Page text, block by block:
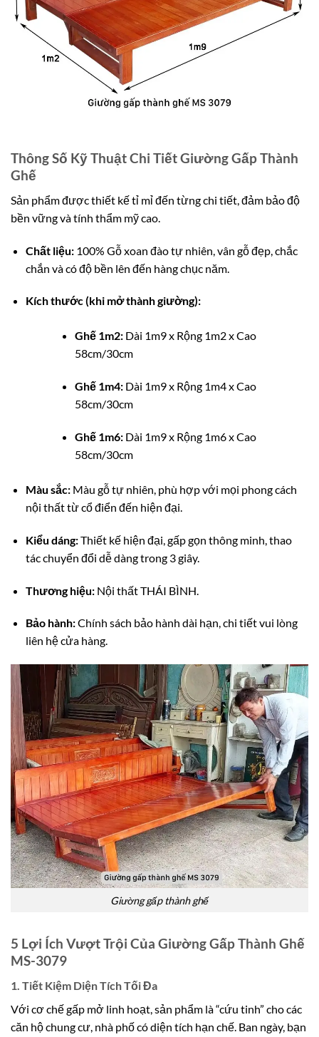
Thông Số Kỹ Thuật Chi Tiết Giường Gấp Thành
Ghế
Sản phẩm được thiết kế tỉ mỉ đến từng chi tiết, đảm bảo độ
bền vững và tính thẩm mỹ cao.
Chất liệu:100% Gỗ xoan đào tự nhiên, vân gỗ đẹp, chắc
chắn và có độ bền lên đến hàng chục năm.
Kích thước (khi mở thành giường):
Ghế 1m2:Dài 1m9 x Rộng 1m2 x Cao
58cm/30cm
Ghế 1m4:Dài 1m9 x Rộng 1m4 x Cao
58cm/30cm
Ghế 1m6:Dài 1m9 x Rộng 1m6 x Cao
58cm/30cm
Màu sắc:Màu gỗ tự nhiên, phù hợp với mọi phong cách
nội thất từ cổ điển đến hiện đại.
Kiểu dáng:Thiết kế hiện đại, gấp gọn thông minh, thao
tác chuyển đổi dễ dàng trong 3 giây.
Thương hiệu:Nội thất THÁI BÌNH.
Bảo hành:Chính sách bảo hành dài hạn, chi tiết vui lòng
liên hệ cửa hàng.
Giường gấp thành ghế
5 Lợi Ích Vượt Trội Của Giường Gấp Thành Ghế
MS-3079
1. Tiết Kiệm Diện Tích Tối Đa
Với cơ chế gấp mở linh hoạt, sản phẩm là “cứu tinh” cho các
căn hộ chung cư, nhà phố có diện tích hạn chế. Ban ngày, bạn